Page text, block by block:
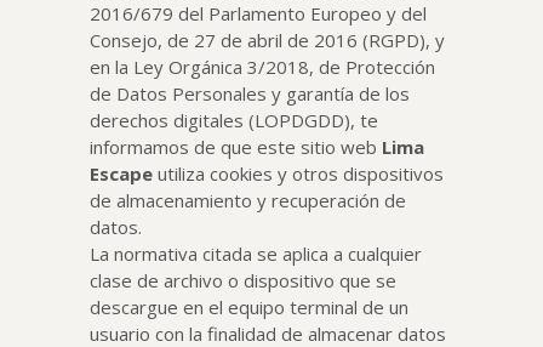
2016/679 del Parlamento Europeo y del
Consejo, de 27 de abril de 2016 (RGPD), y
en la Ley Orgánica 3/2018, de Protección
de Datos Personales y garantía de los
derechos digitales (LOPDGDD), te
informamos de que este sitio web Lima
Escape utiliza cookies y otros dispositivos
de almacenamiento y recuperación de
datos.
La normativa citada se aplica a cualquier
clase de archivo o dispositivo que se
descargue en el equipo terminal de un
usuario con la finalidad de almacenar datos